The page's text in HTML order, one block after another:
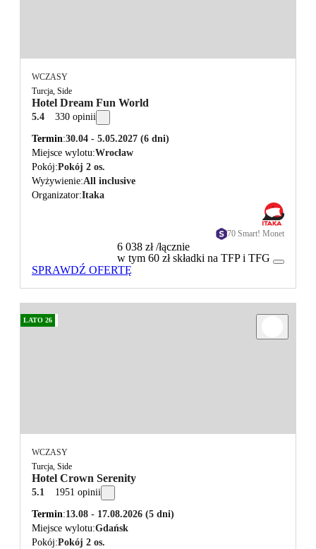
WCZASY
Turcja, Side
Hotel Dream Fun World
5.4 330 opinii
Termin 30.04 - 5.05.2027 (6 dni)
Miejsce wylotu Wrocław
Pokój Pokój 2 os.
Wyżywienie All inclusive
Organizator Itaka
70 Smart! Monet
6 038 zł/łącznie
w tym 60 zł składki na TFP i TFG
SPRAWDŹ OFERTĘ
LATO 26
WCZASY
Turcja, Side
Hotel Crown Serenity
5.1 1951 opinii
Termin 13.08 - 17.08.2026 (5 dni)
Miejsce wylotu Gdańsk
Pokój Pokój 2 os.